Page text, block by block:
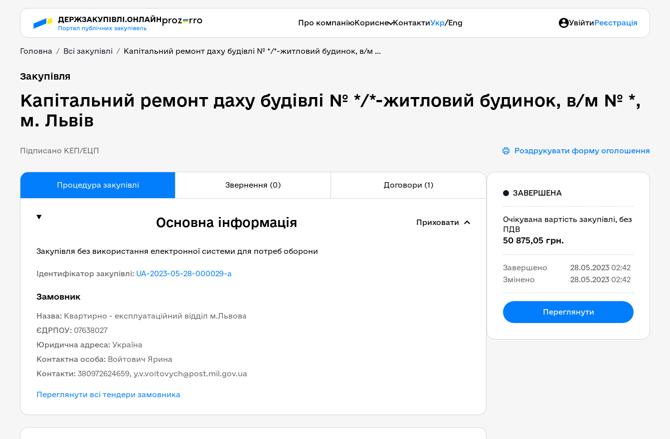
Про компаніюКорисне КонтактиУкр/Eng УвійтиРеєстрація
Головна Всі закупівлі Капітальний ремонт даху будівлі № */*-житловий будинок, в/м ...
Капітальний ремонт даху будівлі № */*-житловий будинок, в/м № *, м.
Закупівля
Капітальний ремонт даху будівлі № */*-житловий будинок, в/м № *,
м. Львів
Підписано КЕП/ЕЦП Роздрукувати форму оголошення
Процедура закупівлі Звернення (0) Договори (1)
Основна інформація Приховати
Закупівля без використання електронної системи для потреб оборони
Ідентифікатор закупівлі: UA-2023-05-28-000029-a
Замовник
Назва: Квартирно - експлуатаційний відділ м.Львова
ЄДРПОУ: 07638027
Юридична адреса: Україна
Контактна особа: Войтович Ярина
Контакти: 380972624659, y.v.voitovych@post.mil.gov.ua
Переглянути всі тендери замовника
ЗАВЕРШЕНА
Очікувана вартість закупівлі, без
ПДВ
50 875,05 грн.
Завершено 28.05.2023 02:42
Змінено
28.05.2023 02:42
Переглянути